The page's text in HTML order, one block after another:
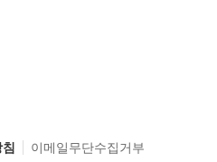
이메일무단수집거부